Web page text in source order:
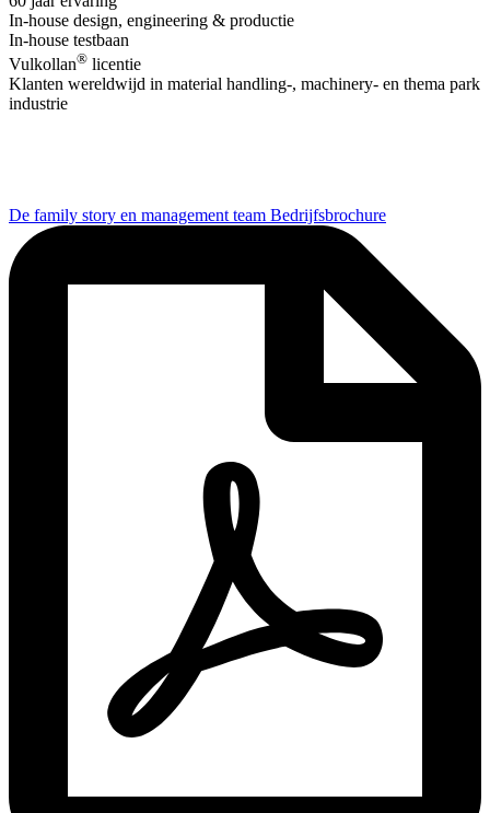
In-house design, engineering & productie
In-house testbaan
Vulkollan® licentie
Klanten wereldwijd in material handling-, machinery- en thema park
industrie
De family story en management team Bedrijfsbrochure